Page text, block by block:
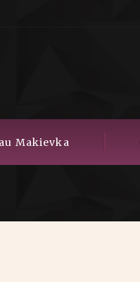
Makievka